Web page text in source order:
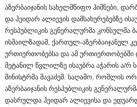
აზერბაიჯანის სახელმწიფო ჰიმნები,
და ჰეიდარ ალიევის დამსახურებებზე
რესპუბლიკის გენერალურმა კონსულმა
ისმაილზადამ, ქართულ-აზერბაიჯანულ
ურთიერთობებსა და ამ
შეტანილ წვლილზე ისაუბრა აჭარის ა/რ
მინისტრმა შავაძემ. საღამო, რომლის
აზერბაიჯანის რესპუბლიკის
დასრულდა ჰეიდარ ალიევისა და